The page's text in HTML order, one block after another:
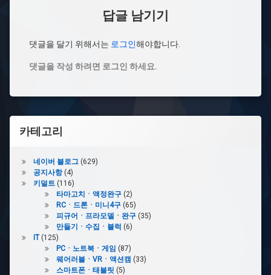
답글 남기기
댓글을 달기 위해서는 로그인해야합니다.
댓글을 작성 하려면 로그인 하세요.
카테고리
네이버 블로그 (629)
공지사항(4)
키덜트 (116)
타마고치ㆍ액정완구(2)
RCㆍ드론ㆍ미니4구(65)
피규어ㆍ프라모델ㆍ완구(35)
만들기ㆍ수집ㆍ블럭 (6)
IT(125)
PCㆍ노트북ㆍ게임 (87)
웨어러블ㆍVRㆍ액션캠 (33)
스마트폰ㆍ태블릿 (5)